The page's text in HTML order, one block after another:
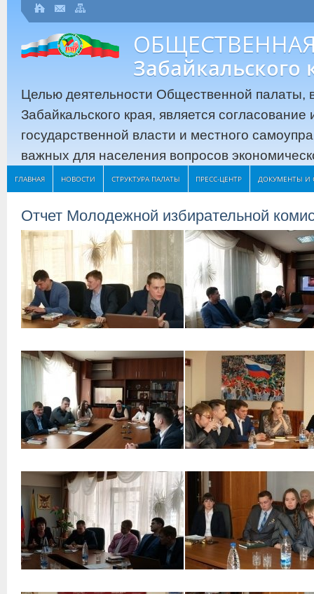
Забайкальского
Целью деятельности Общественной палаты,
Забайкальского края, является
государственной власти и местного
важных для населения вопросов
ГЛАВНАЯ НОВОСТИ СТРУКТУРА ПАЛАТЫ ПРЕСС-ЦЕНТР ДОКУМЕНТЫ И
Отчет Молодежной избирательной